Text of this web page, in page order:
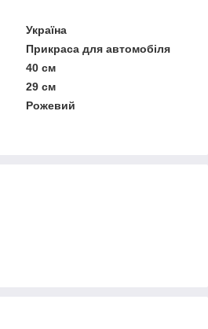
Україна
Прикраса для автомобіля
40 см
29 см
Рожевий